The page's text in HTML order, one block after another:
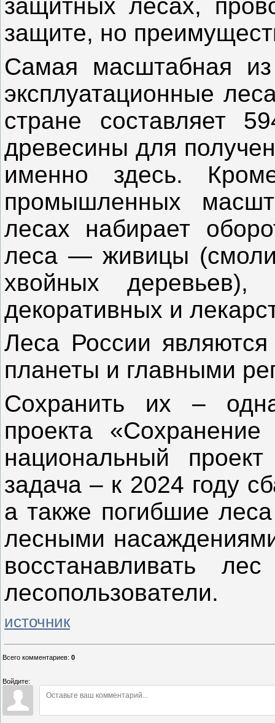
защитных лесах,
защите, но
Самая масштабная
эксплуатационные
стране составляет
древесины для
именно здесь.
промышленных
лесах набирает
леса — живицы
хвойных деревьев),
декоративных и
Леса России
планеты и главными
Сохранить их –
проекта
национальный
задача – к 2024 году
а также погибшие
лесными
восстанавливать
лесопользователи.
источник
Всего комментариев: 0
Войдите: